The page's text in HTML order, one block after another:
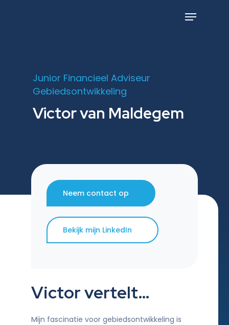
Menu
Junior Financieel Adviseur
Gebiedsontwikkeling
Victor van Maldegem
Neem contact op
Bekijk mijn LinkedIn
Victor vertelt…
Mijn fascinatie voor gebiedsontwikkeling is